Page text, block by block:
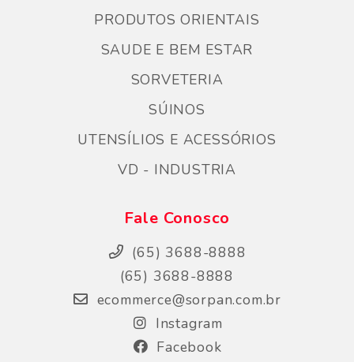
PRODUTOS ORIENTAIS
SAUDE E BEM ESTAR
SORVETERIA
SÚINOS
UTENSÍLIOS E ACESSÓRIOS
VD - INDUSTRIA
Fale Conosco
(65) 3688-8888
(65) 3688-8888
ecommerce@sorpan.com.br
Instagram
Facebook